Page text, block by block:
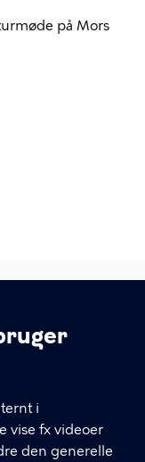
i
vise fx videoer
den generelle
på Mors